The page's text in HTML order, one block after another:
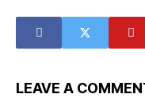
histoire
footballistique
LEAVE A